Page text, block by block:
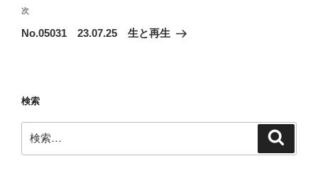
ビ
ゲ
ン
稿
次
の
次
No.05031 23.07.25 生と再生
検索
索: